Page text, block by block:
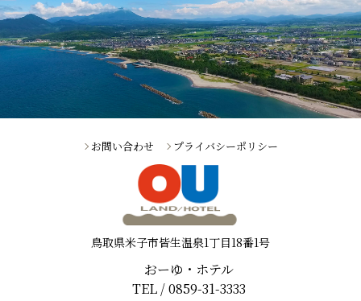
お問い合わせ プライバシーポリシー
鳥取県米子市皆生温泉1丁目18番1号
おーゆ・ホテル
TEL / 0859-31-3333